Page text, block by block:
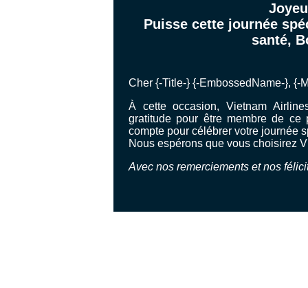
Puisse cette journée
santé,
Cher {-Title-} {-EmbossedName-}, {-
À cette occasion, Vietnam
gratitude pour être membre de ce
compte pour célébrer votre journée
Nous espérons que vous choisirez
Avec nos remerciements et nos